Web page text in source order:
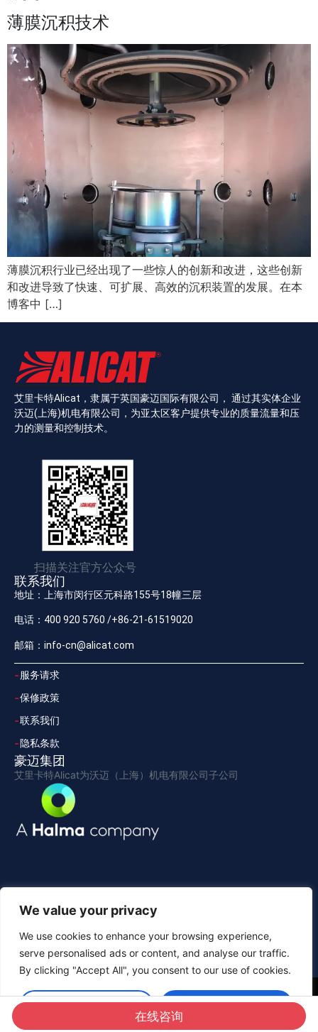
We value your privacy
We use cookies to enhance your browsing experience,
serve personalised ads or content, and analyse our traffic.
By clicking "Accept All", you consent to our use of cookies.
Customise Accept All
薄膜沉积技术
薄膜沉积行业已经出现了一些惊人的创新和改进，这些创新
和改进导致了快速、可扩展、高效的沉积装置的发展。在本
博客中 […]
艾里卡特Alicat，隶属于英国豪迈国际有限公司， 通过其实体企业
沃迈(上海)机电有限公司，为亚太区客户提供专业的质量流量和压
力的测量和控制技术。
扫描关注官方公众号
联系我们
地址：上海市闵行区元科路155号18幢三层
电话：400 920 5760 /+86-21-61519020
邮箱：info-cn@alicat.com
服务请求
保修政策
联系我们
隐私条款
豪迈集团
艾里卡特Alicat为沃迈（上海）机电有限公司子公司
Copyright 2026 © All rights Reserved 艾里卡特Alicat
沪ICP备2020034859号
沪公网安备 31011202014319号
在线咨询